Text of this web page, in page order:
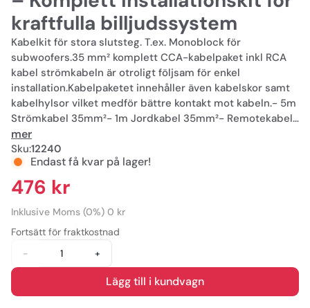
kraftfulla billjudssystem
Kabelkit för stora slutsteg. T.ex. Monoblock för
subwoofers.35 mm² komplett CCA-kabelpaket inkl RCA
kabel strömkabeln är otroligt följsam för enkel
installation.Kabelpaketet innehåller även kabelskor samt
kabelhylsor vilket medför bättre kontakt mot kabeln.- 5m
Strömkabel 35mm²- 1m Jordkabel 35mm²- Remotekabel-
5m Lågnivåkabel- Säkringshållare- Säkring- Kabelskor
mer
Sku:12240
Endast få kvar på lager!
476 kr
Inklusive Moms (0%) 0 kr
Fortsätt för fraktkostnad
-
+
Lägg till i kundvagn